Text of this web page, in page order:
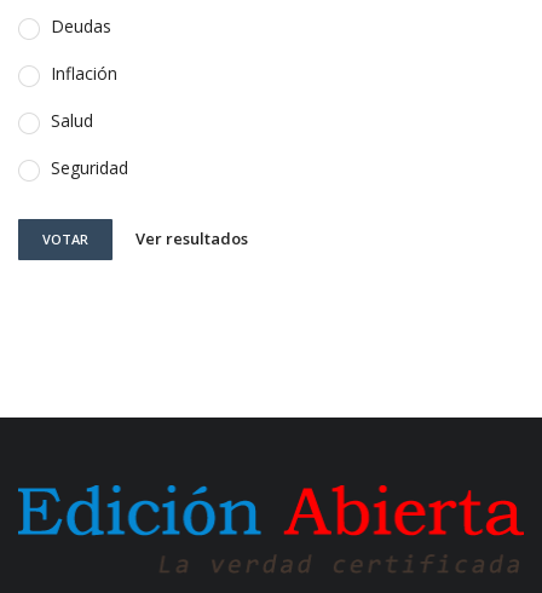
Deudas
Inflación
Salud
Seguridad
VOTAR Ver resultados